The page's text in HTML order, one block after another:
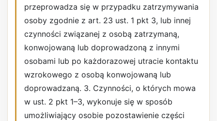
przeprowadza się w przypadku zatrzymywania
osoby zgodnie z art. 23 ust. 1 pkt 3, lub innej
czynności związanej z osobą zatrzymaną,
konwojowaną lub doprowadzoną z innymi
osobami lub po każdorazowej utracie kontaktu
wzrokowego z osobą konwojowaną lub
doprowadzaną. 3. Czynności, o których mowa
w ust. 2 pkt 1–3, wykonuje się w sposób
umożliwiający osobie pozostawienie części